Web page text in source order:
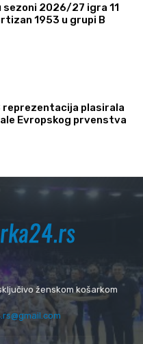
sezoni 2026/27 igra 11
1953 u grupi B
reprezentacija plasirala
Evropskog prvenstva
ženskom košarkom